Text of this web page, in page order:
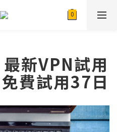
最新VPN試用
費試用37日